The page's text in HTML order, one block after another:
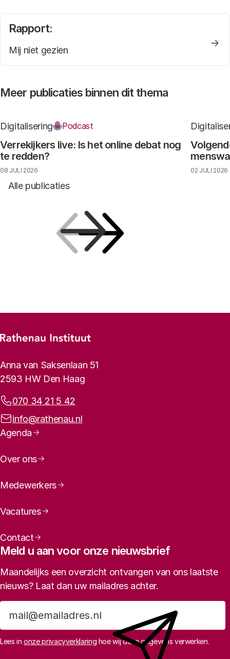
Rapport:
Mij niet gezien
Meer publicaties binnen dit thema
Alle publicaties
Verrekijkers live: Is het online debat nog
te redden?
Digitalisering Podcast
08 JULI 2026 02 JULI 2026
Footer-menu
Rathenau logo, naar de homepage
Contactinformatie
Anna van Saksenlaan 51
2593 HW Den Haag
Telefoonnummer:
070 34 21 5 42
E-mailadres:
info@rathenau.nl
Paginanavigatie
Agenda
Over ons
Medewerkers
Vacatures
Contact
Meld u aan voor onze nieuwsbrief
Maandelijks een overzicht ontvangen van ons laatste
nieuws? Laat dan uw mailadres achter.
Aanmelden
Lees inonze privacyverklaring hoe wij deze gegevens verwerken.